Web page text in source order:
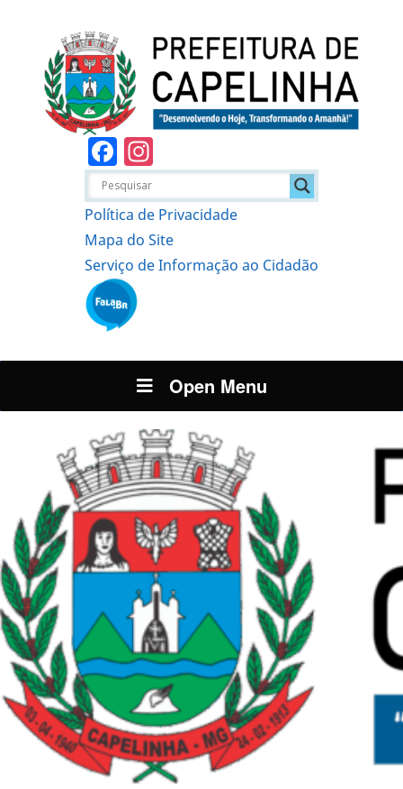
Facebook
Política de Privacidade
Mapa do Site
Serviço de Informação ao Cidadão
Open Menu